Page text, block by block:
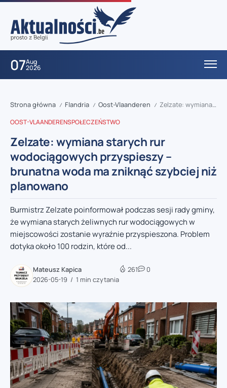
07Aug
2026
Strona główna / Flandria / Oost-Vlaanderen / Zelzate: wymiana starych rur wodociągowych przyspieszy – brunatna woda ma zniknąć szybciej niż planowano
OOST-VLAANDERENSPOŁECZEŃSTWO
Zelzate: wymiana starych rur
wodociągowych przyspieszy –
brunatna woda ma zniknąć szybciej niż
planowano
Burmistrz Zelzate poinformował podczas sesji rady gminy,
że wymiana starych żeliwnych rur wodociągowych w
miejscowości zostanie wyraźnie przyspieszona. Problem
dotyka około 100 rodzin, które od...
Mateusz Kapica
2026-05-19
1 min czytania
261 0